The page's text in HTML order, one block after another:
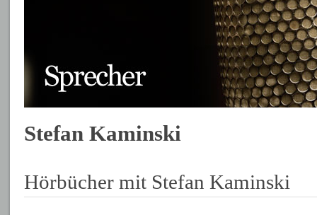
Stefan Kaminski
Hörbücher mit Stefan Kaminski